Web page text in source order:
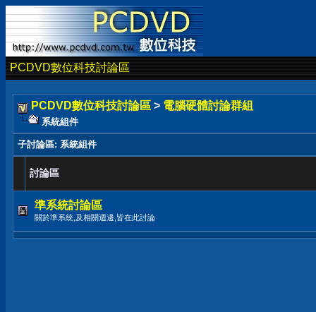
PCDVD數位科技討論區
PCDVD數位科技討論區 > 電腦硬體討論群組
系統組件
子討論區: 系統組件
討論區
準系統討論區
關於準系統,及相關週邊,皆在此討論